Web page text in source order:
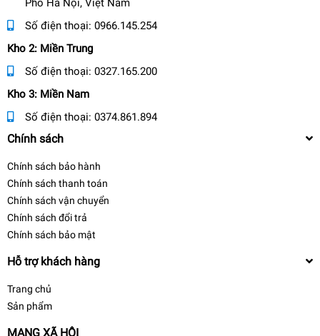
Số điện thoại: 0966.145.254
Kho 2: Miền Trung
Số điện thoại: 0327.165.200
Kho 3: Miền Nam
Số điện thoại: 0374.861.894
Chính sách
Chính sách bảo hành
Chính sách thanh toán
Chính sách vận chuyển
Chính sách đổi trả
Chính sách bảo mật
Hỗ trợ khách hàng
Trang chủ
Sản phẩm
MẠNG XÃ HỘI